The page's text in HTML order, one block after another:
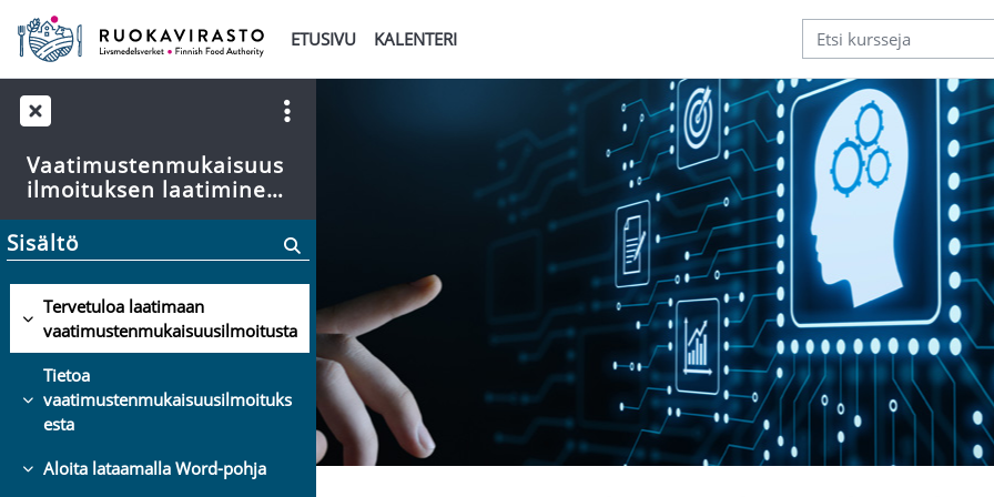
Siirry pääsisältöön
ETUSIVU
KALENTERI
Vaatimustenmukaisuus
ilmoituksen laatiminen
elintarvikekontaktimat
eriaalille
Sisältö
Tiivistä
Tervetuloa laatimaan
vaatimustenmukaisuusilmoitusta
Tiivistä
Tietoa
vaatimustenmukaisuusilmoituks
esta
Tiivistä
Aloita lataamalla Word-pohja